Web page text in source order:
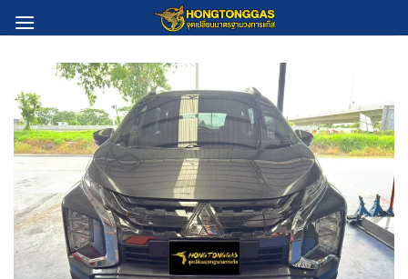
to